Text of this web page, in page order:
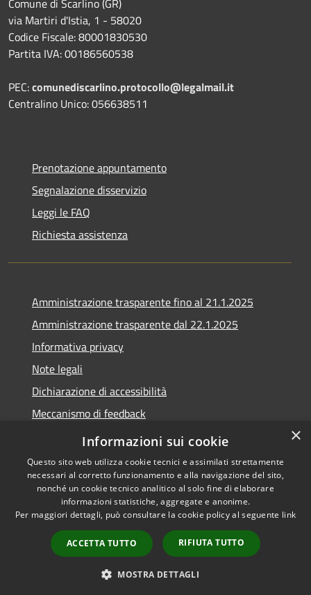
via Martiri d'Istia, 1 - 58020
Codice Fiscale: 80001830530
Partita IVA: 00186560538
PEC:comunediscarlino.protocollo@legalmail.it
Centralino Unico: 056638511
Prenotazione appuntamento
Segnalazione disservizio
Leggi le FAQ
Richiesta assistenza
Amministrazione trasparente fino al 21.1.2025
Amministrazione trasparente dal 22.1.2025
Informativa privacy
Note legali
Dichiarazione di accessibilità
Meccanismo di feedback
Whistleblowing
Accessibilità
Copyright © 2020 •
Comune di Scarlino •
Powered byMunicipium
Accesso redazione
×
Informazioni sui cookie
Questo sito web utilizza cookie tecnici e assimilati strettamente
necessari al corretto funzionamento e alla navigazione del sito,
nonché un cookie tecnico analitico al solo fine di elaborare
informazioni statistiche, aggregate e anonime.
Per maggiori dettagli, può consultare la cookie policy al seguente link
ACCETTA TUTTO RIFIUTA TUTTO
MOSTRA DETTAGLI